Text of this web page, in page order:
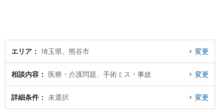
エリア 埼玉県、熊谷市 変更
相談内容 医療・介護問題、手術ミス・事故 変更
詳細条件 未選択 変更